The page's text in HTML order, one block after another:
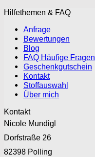
Hilfethemen & FAQ
Anfrage
Bewertungen
Blog
FAQ Häufige Fragen
Geschenkgutschein
Kontakt
Stoffauswahl
Über mich
Kontakt
Nicole Mundigl
Dorfstraße 26
82398 Polling